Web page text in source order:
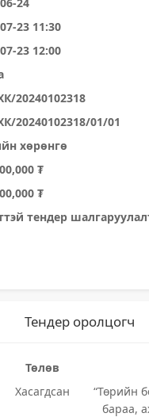
23 11:30
23 12:00
20240102318
20240102318/01/01
хөрөнгө
₮
₮
тендер
Тендер оролцогч
Төлөв
Хасагдсан
“Төрийн
бараа,